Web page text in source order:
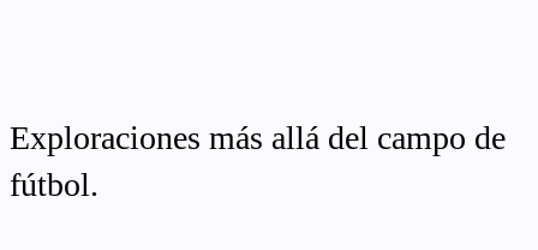
Exploraciones más allá del campo de
fútbol.